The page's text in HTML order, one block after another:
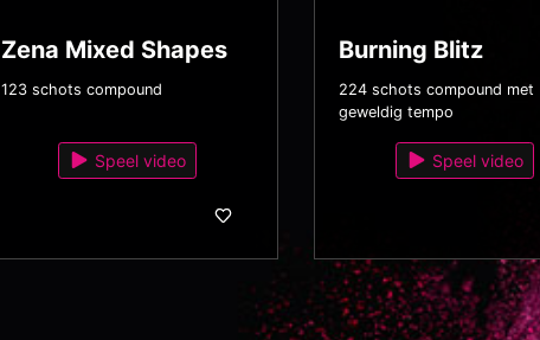
Zena Mixed Shapes
123 schots compound
Speel video
Burning Blitz
224 schots compound met
geweldig tempo
Speel video